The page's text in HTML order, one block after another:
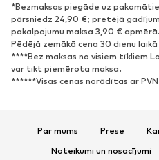
APAVI
Jaunumi
Brīvā laika apavi
Augstpapēžu apavi
Atvērti apavi
Ekskluzīvi
*Bezmaksas piegāde uz
pārsniedz 24,90 €; pretējā
pakalpojumu maksa 3,90 € apmērā.
Pēdējā zemākā cena 30 dienu
****Bez maksas no visiem tīkliem
var tikt piemērota maksa.
******Visas cenas norādītas ar
Par mums Prese
Noteikumi un nosacījumi